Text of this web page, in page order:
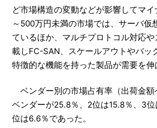
ど市場構造の変動などが影響してマ
～500万円未満の市場では、サーバ仮
ているほか、マルチプロトコル対応
載しFC-SAN、スケールアウトやバッ
特徴的な機能を持った製品が需要を伸
ベンダー別の市場占有率（出荷金額
ベンダーが25.8％、2位は15.8％、3
位は6.6％であった。